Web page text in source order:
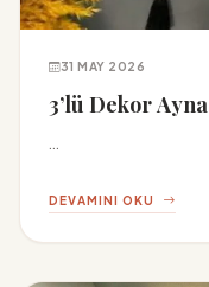
31 MAY 2026
3’lü Dekor Ayna
...
DEVAMINI OKU